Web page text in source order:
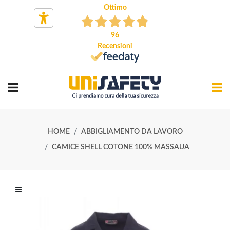
Ottimo
96
Recensioni
HOME ABBIGLIAMENTO DA LAVORO
CAMICE SHELL COTONE 100% MASSAUA